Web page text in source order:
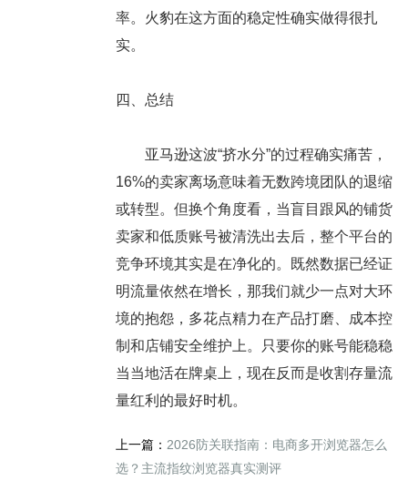
率。火豹在这方面的稳定性确实做得很扎
实。
四、总结
亚马逊这波“挤水分”的过程确实痛苦，
16%的卖家离场意味着无数跨境团队的退缩
或转型。但换个角度看，当盲目跟风的铺货
卖家和低质账号被清洗出去后，整个平台的
竞争环境其实是在净化的。既然数据已经证
明流量依然在增长，那我们就少一点对大环
境的抱怨，多花点精力在产品打磨、成本控
制和店铺安全维护上。只要你的账号能稳稳
当当地活在牌桌上，现在反而是收割存量流
量红利的最好时机。
上一篇： 2026防关联指南：电商多开浏览器怎么
选？主流指纹浏览器真实测评